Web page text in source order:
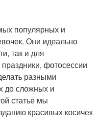
популярных и
Они идеально
так и для
фотосессии
разными
до сложных и
статье мы
красивых косичек